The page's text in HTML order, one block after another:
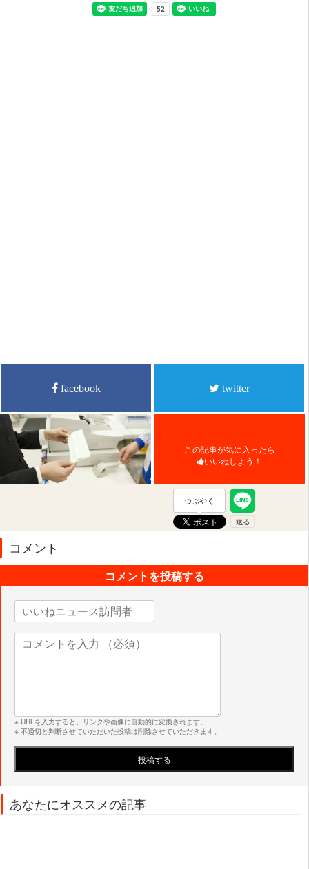
facebook twitter
この記事が気に入ったら
いいねしよう！
つぶやく
コメント
コメントを投稿する
※ URLを入力すると、リンクや画像に自動的に変換されます。
※ 不適切と判断させていただいた投稿は削除させていただきます。
あなたにオススメの記事